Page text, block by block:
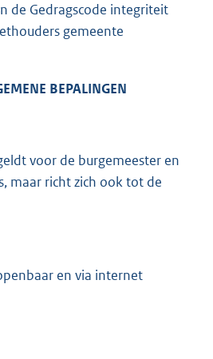
de Gedragscode integriteit
gemeente
BEPALINGEN
voor de burgemeester en
maar richt zich ook tot de
en via internet